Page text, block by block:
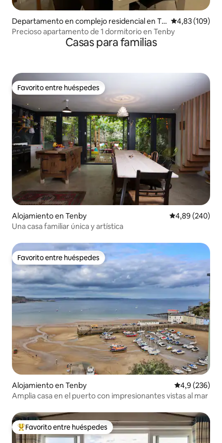
Departamento en complejo residencial en Te
nby
Calificación
4,83 (109)
Precioso apartamento de 1 dormitorio en Tenby
Casas para familias
Favorito entre huéspedes
Favorito entre huéspedes
Alojamiento en Tenby Calificación
4,89 (240)
Una casa familiar única y artística
Favorito entre huéspedes
Favorito entre huéspedes
Alojamiento en Tenby Calificación
4,9 (236)
Amplia casa en el puerto con impresionantes vistas al mar
Favorito entre los huéspedes más destacados
Favorito entre huéspedes